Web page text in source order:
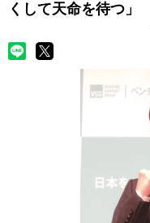
くして天命を待つ」